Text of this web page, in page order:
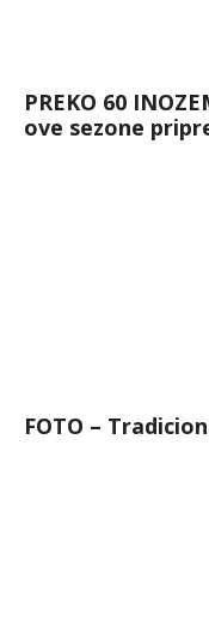
PREKO 60
ove sezone
FOTO –